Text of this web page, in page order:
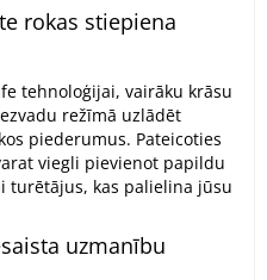
rokas stiepiena
tehnoloģijai, vairāku krāsu
režīmā uzlādēt
piederumus. Pateicoties
viegli pievienot papildu
turētājus, kas palielina jūsu
uzmanību